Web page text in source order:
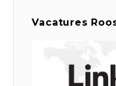
Vacatures